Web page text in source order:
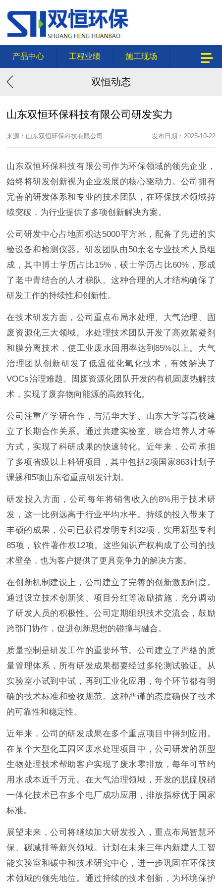
产品中心 工程业绩 施工现场
双恒动态
山东双恒环保科技有限公司研发实力
来源：山东双恒环保科技有限公司 发布日期：2025-10-22
山东双恒环保科技有限公司作为环保领域的领先企业，
始终将研发创新视为企业发展的核心驱动力。公司拥有
完善的研发体系和专业的技术团队，在环保技术领域持
续突破，为行业提供了多项创新解决方案。
公司研发中心占地面积达5000平方米，配备了先进的实
验设备和检测仪器。研发团队由50余名专业技术人员组
成，其中博士学历占比15%，硕士学历占比60%，形成
了老中青结合的人才梯队。这种合理的人才结构确保了
研发工作的持续性和创新性。
在技术研发方面，公司重点布局水处理、大气治理、固
废资源化三大领域。水处理技术团队开发了高效絮凝剂
和膜分离技术，使工业废水回用率达到85%以上。大气
治理团队创新研发了低温催化氧化技术，有效解决了
VOCs治理难题。固废资源化团队开发的有机固废热解技
术，实现了废弃物向能源的高效转化。
公司注重产学研合作，与清华大学、山东大学等高校建
立了长期合作关系。通过共建实验室、联合培养人才等
方式，实现了科研成果的快速转化。近年来，公司承担
了多项省级以上科研项目，其中包括2项国家863计划子
课题和5项山东省重点研发计划。
研发投入方面，公司每年将销售收入的8%用于技术研
发，这一比例远高于行业平均水平。持续的投入带来了
丰硕的成果，公司已获得发明专利32项，实用新型专利
85项，软件著作权12项。这些知识产权构成了公司的技
术壁垒，也为客户提供了更具竞争力的解决方案。
在创新机制建设上，公司建立了完善的创新激励制度。
通过设立技术创新奖、项目分红等激励措施，充分调动
了研发人员的积极性。公司定期组织技术交流会，鼓励
跨部门协作，促进创新思想的碰撞与融合。
质量控制是研发工作的重要环节。公司建立了严格的质
量管理体系，所有研发成果都要经过多轮测试验证。从
实验室小试到中试，再到工业化应用，每个环节都有明
确的技术标准和验收规范。这种严谨的态度确保了技术
的可靠性和稳定性。
近年来，公司的研发成果在多个重点项目中得到应用。
在某个大型化工园区废水处理项目中，公司研发的新型
生物处理技术帮助客户实现了废水零排放，每年可节约
用水成本近千万元。在大气治理领域，开发的脱硫脱硝
一体化技术已在多个电厂成功应用，排放指标优于国家
标准。
展望未来，公司将继续加大研发投入，重点布局智慧环
保、碳减排等新兴领域。计划在未来三年内新建人工智
能实验室和碳中和技术研究中心，进一步巩固在环保技
术领域的领先地位。通过持续的技术创新，为环境保护